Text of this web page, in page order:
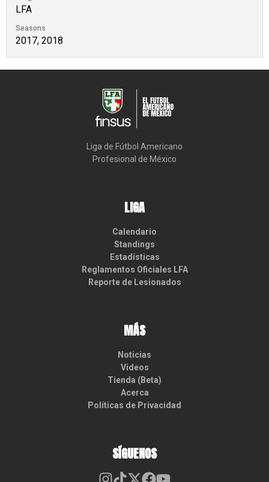
LFA
Seasons
2017, 2018
Liga de Fútbol Americano
Profesional de México
LIGA
Calendario
Standings
Estadísticas
Reglamentos Oficiales LFA
Reporte de Lesionados
MÁS
Noticias
Videos
Tienda (Beta)
Acerca
Políticas de Privacidad
SÍGUENOS